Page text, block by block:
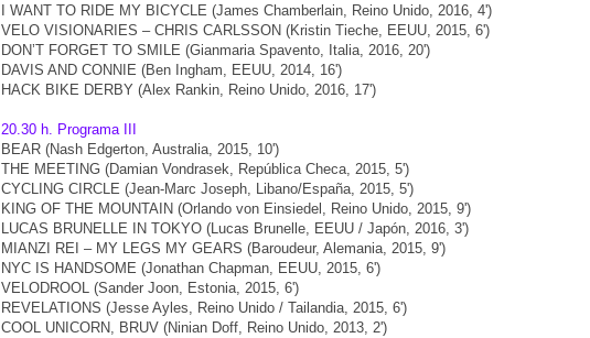
I WANT TO RIDE MY BICYCLE (James Chamberlain, Reino Unido, 2016, 4')
VELO VISIONARIES – CHRIS CARLSSON (Kristin Tieche, EEUU, 2015, 6')
DON’T FORGET TO SMILE (Gianmaria Spavento, Italia, 2016, 20')
DAVIS AND CONNIE (Ben Ingham, EEUU, 2014, 16')
HACK BIKE DERBY (Alex Rankin, Reino Unido, 2016, 17')
20.30 h. Programa III
BEAR (Nash Edgerton, Australia, 2015, 10')
THE MEETING (Damian Vondrasek, República Checa, 2015, 5')
CYCLING CIRCLE (Jean-Marc Joseph, Libano/España, 2015, 5')
KING OF THE MOUNTAIN (Orlando von Einsiedel, Reino Unido, 2015, 9')
LUCAS BRUNELLE IN TOKYO (Lucas Brunelle, EEUU / Japón, 2016, 3')
MIANZI REI – MY LEGS MY GEARS (Baroudeur, Alemania, 2015, 9')
NYC IS HANDSOME (Jonathan Chapman, EEUU, 2015, 6')
VELODROOL (Sander Joon, Estonia, 2015, 6')
REVELATIONS (Jesse Ayles, Reino Unido / Tailandia, 2015, 6')
COOL UNICORN, BRUV (Ninian Doff, Reino Unido, 2013, 2')